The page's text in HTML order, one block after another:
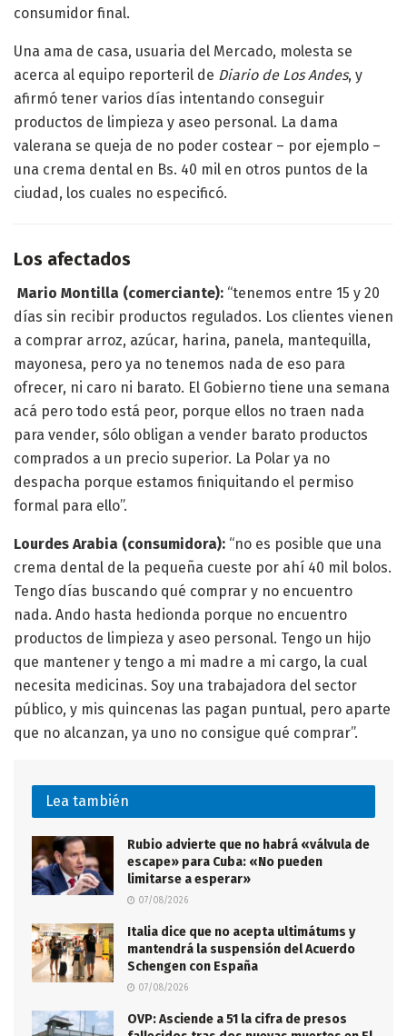
consumidor final.
Una ama de casa, usuaria del Mercado, molesta se
acerca al equipo reporteril de Diario de Los Andes, y
afirmó tener varios días intentando conseguir
productos de limpieza y aseo personal. La dama
valerana se queja de no poder costear – por ejemplo –
una crema dental en Bs. 40 mil en otros puntos de la
ciudad, los cuales no especificó.
Los afectados
Mario Montilla (comerciante): “tenemos entre 15 y 20
días sin recibir productos regulados. Los clientes vienen
a comprar arroz, azúcar, harina, panela, mantequilla,
mayonesa, pero ya no tenemos nada de eso para
ofrecer, ni caro ni barato. El Gobierno tiene una semana
acá pero todo está peor, porque ellos no traen nada
para vender, sólo obligan a vender barato productos
comprados a un precio superior. La Polar ya no
despacha porque estamos finiquitando el permiso
formal para ello”.
Lourdes Arabia (consumidora): “no es posible que una
crema dental de la pequeña cueste por ahí 40 mil bolos.
Tengo días buscando qué comprar y no encuentro
nada. Ando hasta hedionda porque no encuentro
productos de limpieza y aseo personal. Tengo un hijo
que mantener y tengo a mi madre a mi cargo, la cual
necesita medicinas. Soy una trabajadora del sector
público, y mis quincenas las pagan puntual, pero aparte
que no alcanzan, ya uno no consigue qué comprar”.
Lea también
Rubio advierte que no habrá «válvula de
escape» para Cuba: «No pueden
limitarse a esperar»
07/08/2026
Italia dice que no acepta ultimátums y
mantendrá la suspensión del Acuerdo
Schengen con España
07/08/2026
OVP: Asciende a 51 la cifra de presos